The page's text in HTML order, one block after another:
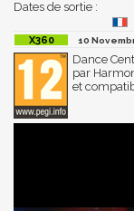
Dates de sortie :
10
Dance
par
et